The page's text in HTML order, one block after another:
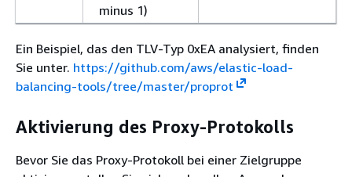
minus 1)
Ein Beispiel, das den TLV-Typ 0xEA analysiert, finden
Sie unter. https://github.com/aws/elastic-load-
balancing-tools/tree/master/proprot
Aktivierung des Proxy-Protokolls
Bevor Sie das Proxy-Protokoll bei einer Zielgruppe